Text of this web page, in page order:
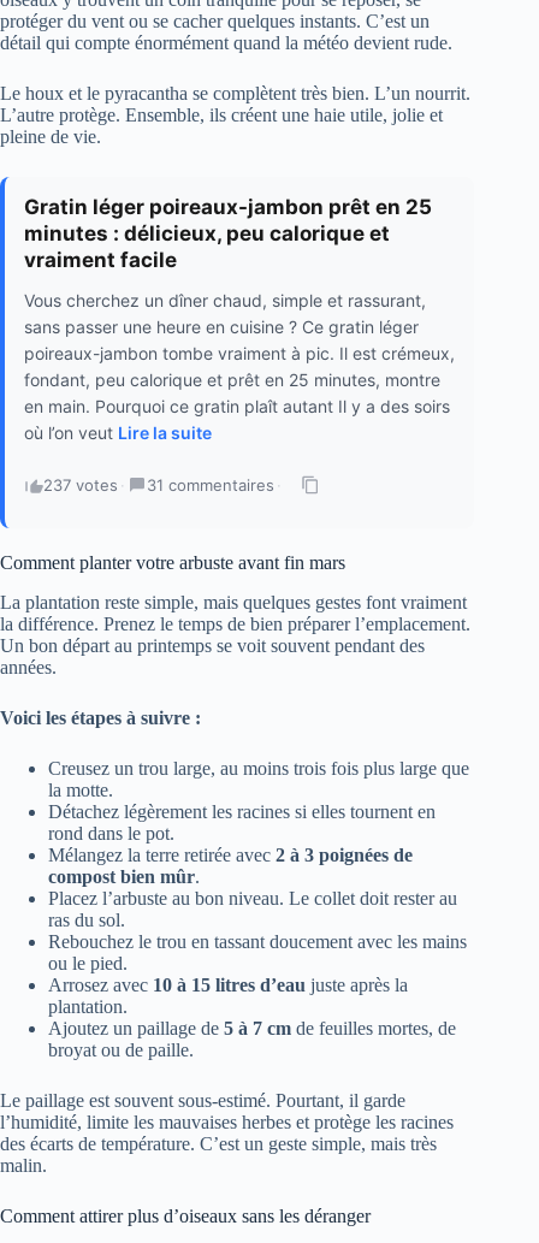
protéger du vent ou se cacher quelques instants. C’est un
détail qui compte énormément quand la météo devient rude.
Le houx et le pyracantha se complètent très bien. L’un nourrit.
L’autre protège. Ensemble, ils créent une haie utile, jolie et
pleine de vie.
Gratin léger poireaux-jambon prêt en 25
minutes : délicieux, peu calorique et
vraiment facile
Vous cherchez un dîner chaud, simple et rassurant,
sans passer une heure en cuisine ? Ce gratin léger
poireaux-jambon tombe vraiment à pic. Il est crémeux,
fondant, peu calorique et prêt en 25 minutes, montre
en main. Pourquoi ce gratin plaît autant Il y a des soirs
où l’on veut Lire la suite
237 votes · 31 commentaires ·
Comment planter votre arbuste avant fin mars
La plantation reste simple, mais quelques gestes font vraiment
la différence. Prenez le temps de bien préparer l’emplacement.
Un bon départ au printemps se voit souvent pendant des
années.
Voici les étapes à suivre :
Creusez un trou large, au moins trois fois plus large que
la motte.
Détachez légèrement les racines si elles tournent en
rond dans le pot.
Mélangez la terre retirée avec 2 à 3 poignées de
compost bien mûr.
Placez l’arbuste au bon niveau. Le collet doit rester au
ras du sol.
Rebouchez le trou en tassant doucement avec les mains
ou le pied.
Arrosez avec 10 à 15 litres d’eau juste après la
plantation.
Ajoutez un paillage de 5 à 7 cm de feuilles mortes, de
broyat ou de paille.
Le paillage est souvent sous-estimé. Pourtant, il garde
l’humidité, limite les mauvaises herbes et protège les racines
des écarts de température. C’est un geste simple, mais très
malin.
Comment attirer plus d’oiseaux sans les déranger